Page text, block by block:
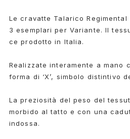
Le cravatte Talarico
3 esemplari per Variante. Il
ce prodotto in Italia.
Realizzate interamente a mano
forma di ‘X’, simbolo distintivo
La preziosità del peso del
morbido al tatto e con una
indossa.